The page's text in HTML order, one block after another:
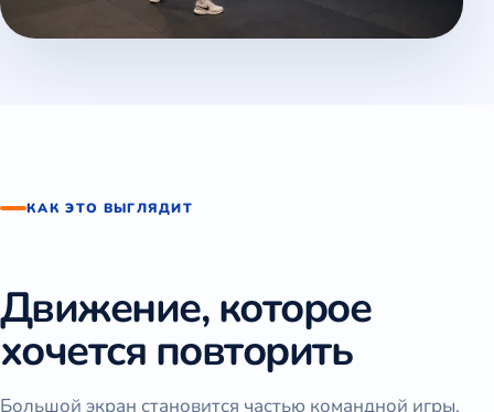
КАК ЭТО ВЫГЛЯДИТ
Движение, которое
хочется повторить
Большой экран становится частью командной игры.